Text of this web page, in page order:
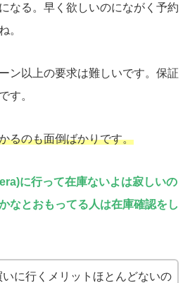
なる。早く欲しいのにながく予約
。
ン以上の要求は難しいです。保証
す。
るのも面倒ばかりです。
に行って在庫ないよは寂しいの
なとおもってる人は在庫確認をし
いに行くメリットほとんどないの